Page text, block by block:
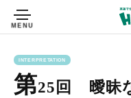
INTERPRETATION
第25回 曖昧